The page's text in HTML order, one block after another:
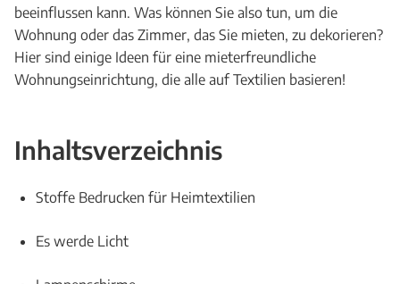
beeinflussen kann. Was können Sie also tun, um die
Wohnung oder das Zimmer, das Sie mieten, zu dekorieren?
Hier sind einige Ideen für eine mieterfreundliche
Wohnungseinrichtung, die alle auf Textilien basieren!
Inhaltsverzeichnis
Stoffe Bedrucken für Heimtextilien
Es werde Licht